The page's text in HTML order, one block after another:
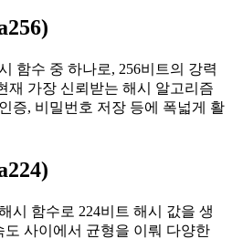
함수 중 하나로, 256비트의 강력
재 가장 신뢰받는 해시 알고리즘
증, 비밀번호 저장 등에 폭넓게 활
시 함수로 224비트 해시 값을 생
사이에서 균형을 이뤄 다양한